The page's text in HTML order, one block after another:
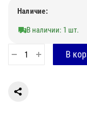
Наличие:
В наличии: 1 шт.